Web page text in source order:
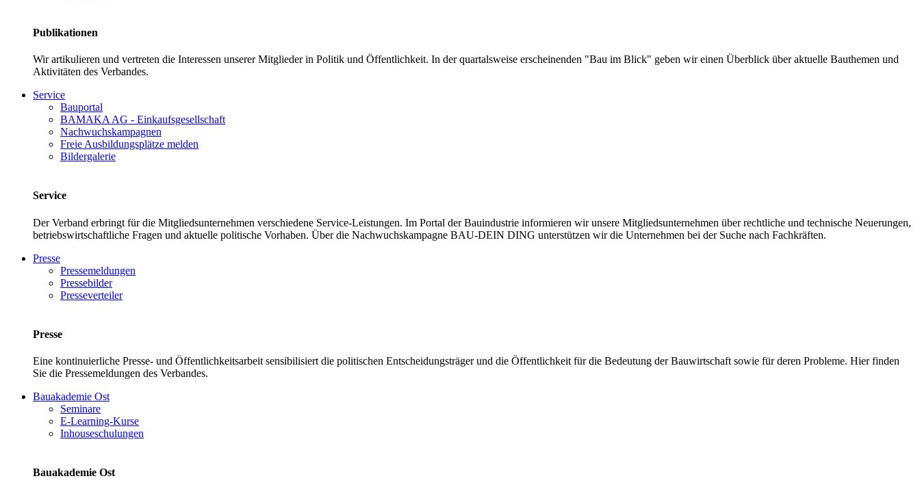
Publikationen
Wir artikulieren und vertreten die Interessen unserer Mitglieder in Politik und Öffentlichkeit. In der quartalsweise erscheinenden "Bau im Blick" geben wir einen Überblick über aktuelle Bauthemen und
Aktivitäten des Verbandes.
Service
Bauportal
BAMAKA AG - Einkaufsgesellschaft
Nachwuchskampagnen
Freie Ausbildungsplätze melden
Bildergalerie
Service
Der Verband erbringt für die Mitgliedsunternehmen verschiedene Service-Leistungen. Im Portal der Bauindustrie informieren wir unsere Mitgliedsunternehmen über rechtliche und technische Neuerungen,
betriebswirtschaftliche Fragen und aktuelle politische Vorhaben. Über die Nachwuchskampagne BAU-DEIN DING unterstützen wir die Unternehmen bei der Suche nach Fachkräften.
Presse
Pressemeldungen
Pressebilder
Presseverteiler
Presse
Eine kontinuierliche Presse- und Öffentlichkeitsarbeit sensibilisiert die politischen Entscheidungsträger und die Öffentlichkeit für die Bedeutung der Bauwirtschaft sowie für deren Probleme. Hier finden
Sie die Pressemeldungen des Verbandes.
Bauakademie Ost
Seminare
E-Learning-Kurse
Inhouseschulungen
Bauakademie Ost